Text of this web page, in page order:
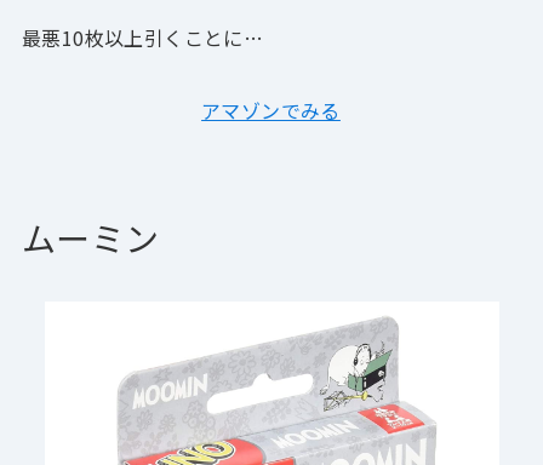
最悪10枚以上引くことに…
アマゾンでみる
ムーミン